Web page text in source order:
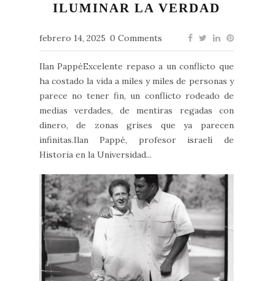
ILUMINAR LA VERDAD
febrero 14, 2025 0 Comments
Ilan PappéExcelente repaso a un conflicto que
ha costado la vida a miles y miles de personas y
parece no tener fin, un conflicto rodeado de
medias verdades, de mentiras regadas con
dinero, de zonas grises que ya parecen
infinitas.Ilan Pappé, profesor israelí de
Historia en la Universidad...